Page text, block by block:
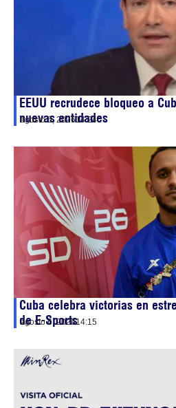
EEUU recrudece bloqueo a
nuevas entidades
agosto 6, 202614:24
Cuba celebra victorias en
de E-Sports
agosto 6, 202614:15